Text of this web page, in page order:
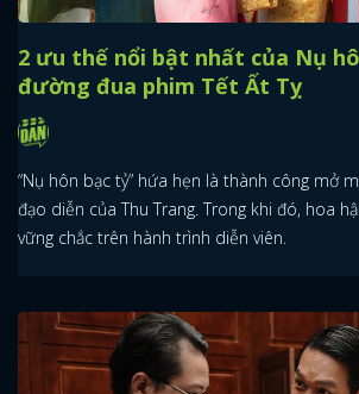
2 ưu thế nổi bật nhất của Nụ
đường đua phim Tết Ất Tỵ
“Nụ hôn bạc tỷ” hứa hẹn là thành công mở
đạo diễn của Thu Trang. Trong khi đó, hoa
vững chắc trên hành trình diễn viên.